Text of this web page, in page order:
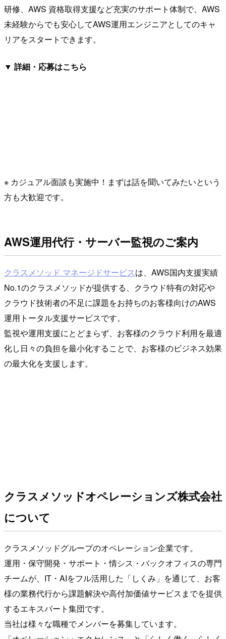
研修、AWS 資格取得支援など充実のサポート体制で、AWS
未経験からでも安心してAWS運用エンジニアとしてのキャ
リアをスタートできます。
▼ 詳細・応募はこちら
※ カジュアル面談も実施中！まずは話を聞いてみたいという
方も大歓迎です。
AWS運用代行・サーバー監視のご案内
クラスメソッド マネージドサービスは、AWS国内支援実績
No.1のクラスメソッドが提供する、クラウド特有の対応や
クラウド技術者の不足に課題をお持ちのお客様向けのAWS
運用トータル支援サービスです。
監視や運用支援にとどまらず、お客様のクラウド利用を最適
化し日々の負担を最小化することで、お客様のビジネス効果
の最大化を支援します。
クラスメソッドオペレーションズ株式会社
について
クラスメソッドグループのオペレーション企業です。
運用・保守開発・サポート・情シス・バックオフィスの専門
チームが、IT・AIをフル活用した「しくみ」を通じて、お客
様の業務代行から課題解決や高付加価値サービスまでを提供
するエキスパート集団です。
当社は様々な職種でメンバーを募集しています。